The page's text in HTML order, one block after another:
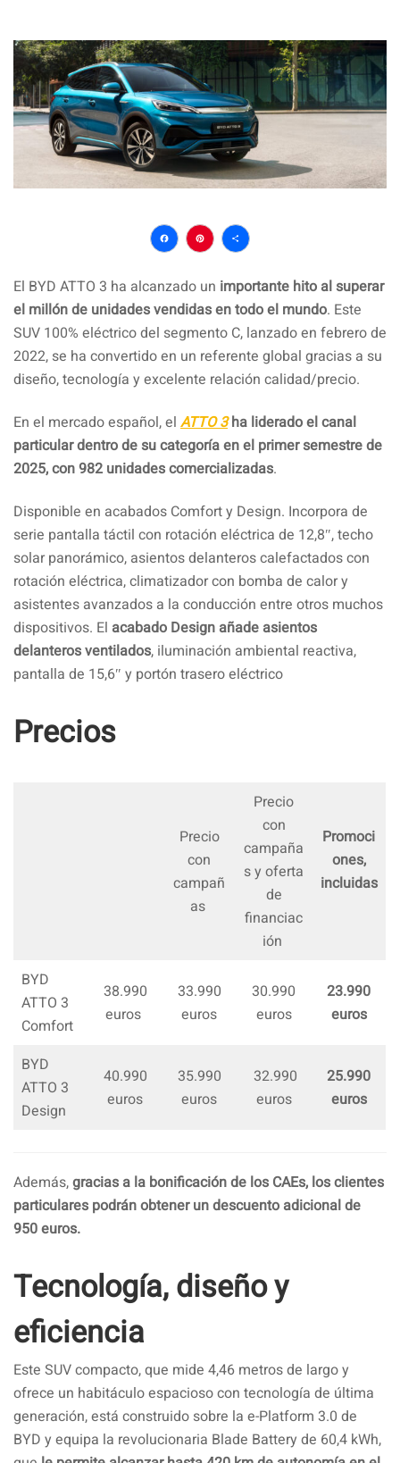
Facebook
Pinterest
Compartir
El BYD ATTO 3 ha alcanzado un importante hito al superar
el millón de unidades vendidas en todo el mundo. Este
SUV 100% eléctrico del segmento C, lanzado en febrero de
2022, se ha convertido en un referente global gracias a su
diseño, tecnología y excelente relación calidad/precio.
En el mercado español, el ATTO 3 ha liderado el canal
particular dentro de su categoría en el primer semestre de
2025, con 982 unidades comercializadas.
Disponible en acabados Comfort y Design. Incorpora de
serie pantalla táctil con rotación eléctrica de 12,8″, techo
solar panorámico, asientos delanteros calefactados con
rotación eléctrica, climatizador con bomba de calor y
asistentes avanzados a la conducción entre otros muchos
dispositivos. El acabado Design añade asientos
delanteros ventilados, iluminación ambiental reactiva,
pantalla de 15,6″ y portón trasero eléctrico
Precios
Precio
con
campañ
as
Precio
con
campaña
s y oferta
de
financiac
ión
Promoci
ones,
incluidas
BYD
ATTO 3
Comfort
38.990
euros
33.990
euros
30.990
euros
23.990
euros
BYD
ATTO 3
Design
40.990
euros
35.990
euros
32.990
euros
25.990
euros
Además,gracias a la bonificación de los CAEs, los clientes
particulares podrán obtener un descuento adicional de
950 euros.
Tecnología, diseño y
eficiencia
Este SUV compacto, que mide 4,46 metros de largo y
ofrece un habitáculo espacioso con tecnología de última
generación, está construido sobre la e-Platform 3.0 de
BYD y equipa la revolucionaria Blade Battery de 60,4 kWh,